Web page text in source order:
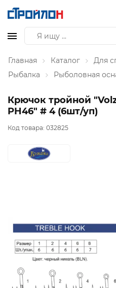
Главная Каталог
Для
Рыбалка
Рыболовная
Крючок тройной
PH46" # 4 (6шт/уп)
Код товара: 032825